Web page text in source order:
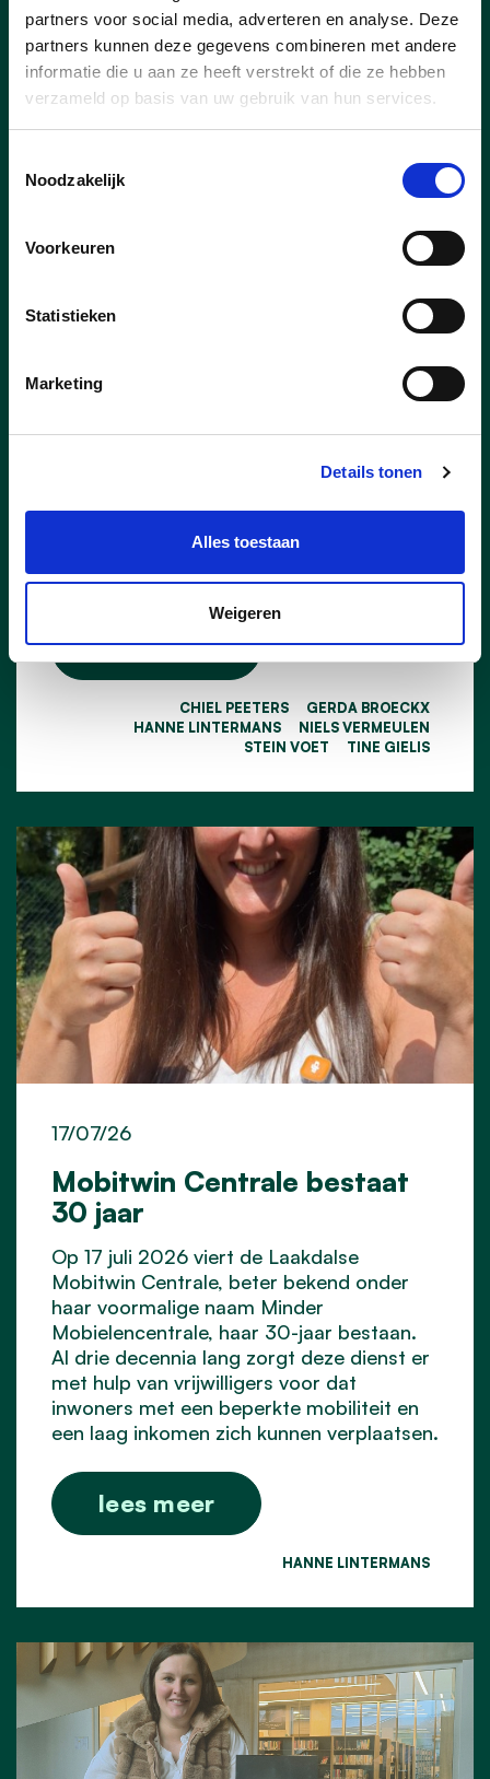
partners voor social media, adverteren en analyse. Deze
partners kunnen deze gegevens combineren met andere
informatie die u aan ze heeft verstrekt of die ze hebben
verzameld op basis van uw gebruik van hun services.
Noodzakelijk
Voorkeuren
Statistieken
Marketing
Details tonen
Alles toestaan
Weigeren
Nieuwe concessionaris voor
Capellebeemden
27/07/26
Goed nieuws voor de inwoners van Klein-
Vorst en bij uitbreiding voor heel Laakdal.
gevonden. Kandidaat Well’Air Dynamics
van Burgemeester en Schepenen
aangesteld als nieuwe concessionaris.
lees meer
CHIEL PEETERS
GERDA BROECKX
HANNE LINTERMANS
NIELS VERMEULEN
STEIN VOET
TINE GIELIS
Mobitwin Centrale bestaat
30 jaar
17/07/26
Op 17 juli 2026 viert de Laakdalse
Mobitwin Centrale, beter bekend onder
haar voormalige naam Minder
Mobielencentrale, haar 30-jaar bestaan.
Al drie decennia lang zorgt deze dienst er
met hulp van vrijwilligers voor dat
inwoners met een beperkte mobiliteit en
een laag inkomen zich kunnen verplaatsen.
lees meer
HANNE LINTERMANS